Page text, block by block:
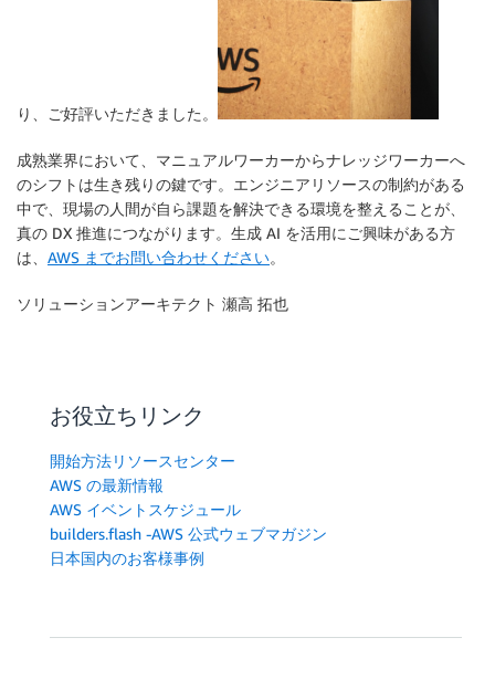
り、ご好評いただきました。
成熟業界において、マニュアルワーカーからナレッジワーカーへ
のシフトは生き残りの鍵です。エンジニアリソースの制約がある
中で、現場の人間が自ら課題を解決できる環境を整えることが、
真の DX 推進につながります。生成 AI を活用にご興味がある方
は、 AWS までお問い合わせください。
ソリューションアーキテクト 瀬高 拓也
お役立ちリンク
開始方法リソースセンター
AWS の最新情報
AWS イベントスケジュール
builders.flash -AWS 公式ウェブマガジン
日本国内のお客様事例